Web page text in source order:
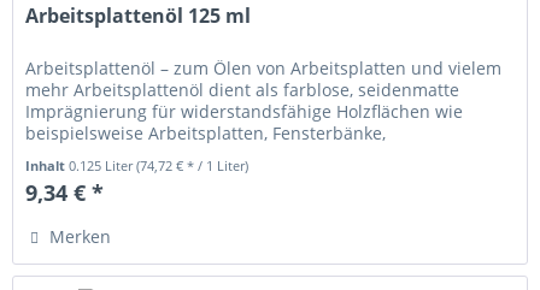
Arbeitsplattenöl 125 ml
Arbeitsplattenöl – zum Ölen von Arbeitsplatten und vielem
mehr Arbeitsplattenöl dient als farblose, seidenmatte
Imprägnierung für widerstandsfähige Holzflächen wie
beispielsweise Arbeitsplatten, Fensterbänke,
Inhalt0.125 Liter(74,72 € * / 1 Liter)
9,34 € *
Merken